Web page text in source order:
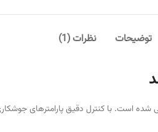
توضیحات نظرات (1)
است. با کنترل دقیق پارامترهای